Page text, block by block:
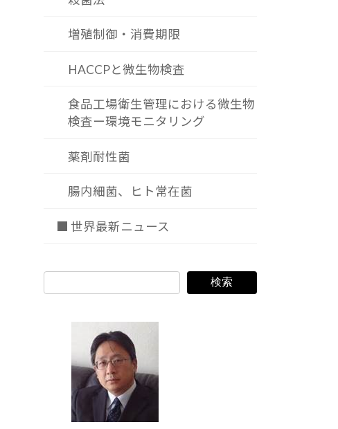
増殖制御・消費期限
HACCPと微生物検査
食品工場衛生管理における微生物
検査ー環境モニタリング
薬剤耐性菌
腸内細菌、ヒト常在菌
■ 世界最新ニュース
検索